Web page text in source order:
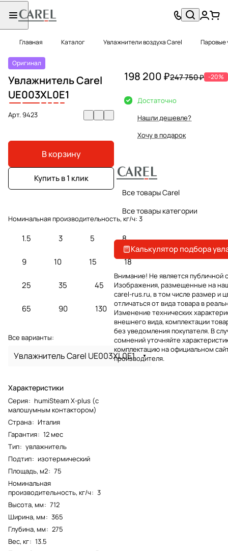
Главная Каталог Увлажнители воздуха Carel Паровые
Оригинал
Увлажнитель Carel
UE003XL0E1
Арт.9423
В корзину
Купить в 1 клик
Номинальная производительность, кг/ч: 3
1.5 3 5 8
9 10 15 18
25 35 45
65 90 130
Все варианты:
Увлажнитель Carel UE003XL0E1
Характеристики
Серия: humiSteam X-plus (с
малошумным контактором)
Страна: Италия
Гарантия: 12 мес
Тип: увлажнитель
Подтип: изотермический
Площадь, м2: 75
Номинальная
производительность, кг/ч: 3
Высота, мм: 712
Ширина, мм: 365
Глубина, мм: 275
Вес, кг: 13.5
198 200 ₽247 750 ₽ -20%
Достаточно
Нашли дешевле?
Хочу в подарок
Все товары Carel
Все товары категории
Калькулятор подбора
Внимание! Не является публичной
Изображения, размещенные на
carel-rus.ru, в том числе размер и
отличаться от вида товара в
Изменение технических
внешнего вида, комплектации
без уведомления покупателя. В
сомнений уточняйте
комплектацию на официальном
производителя.